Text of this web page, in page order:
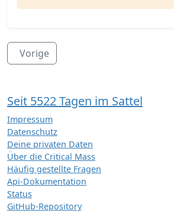
Vorige
Seit 5522 Tagen im Sattel
Impressum
Datenschutz
Deine privaten Daten
Über die Critical Mass
Häufig gestellte Fragen
Api-Dokumentation
Status
GitHub-Repository